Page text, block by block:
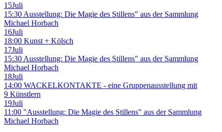
15Juli
15:30 Ausstellung: Die Magie des Stillens" aus der Sammlung
Michael Horbach
16Juli
18:00 Kunst + Kölsch
17Juli
15:30 Ausstellung: Die Magie des Stillens" aus der Sammlung
Michael Horbach
18Juli
14:00 WACKELKONTAKTE - eine Gruppenausstellung mit
9 Künstlern
19Juli
11:00 "Ausstellung: Die Magie des Stillens" aus der Sammlung
Michael Horbach